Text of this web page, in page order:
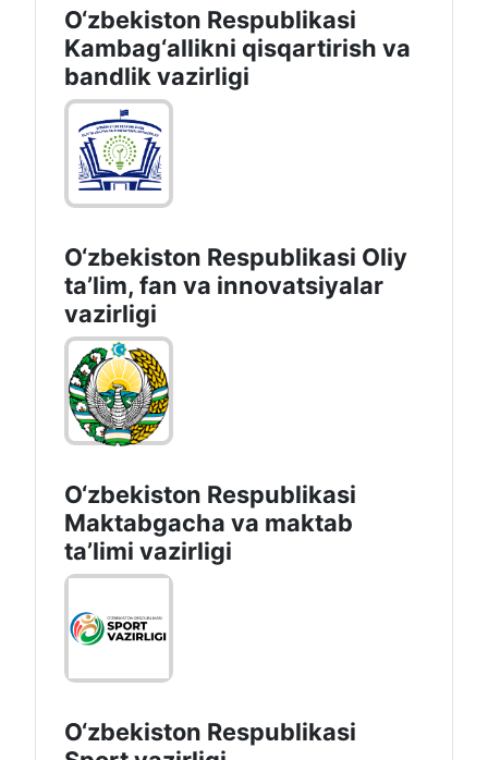
O‘zbekiston Respublikasi
Kambag‘allikni qisqartirish va
bandlik vazirligi
O‘zbekiston Respublikasi Oliy
taʼlim, fan va innovatsiyalar
vazirligi
O‘zbekiston Respublikasi
Maktabgacha va maktab
taʼlimi vazirligi
O‘zbekiston Respublikasi